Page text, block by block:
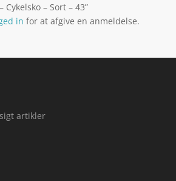
Cykelsko – Sort – 43”
in for at afgive en anmeldelse.
artikler